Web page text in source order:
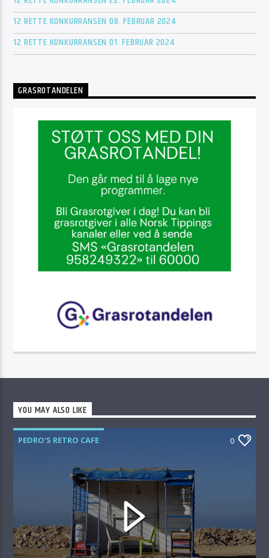
12 RETTE KONKURRANSEN 08. FEBRUAR 2024
12 RETTE KONKURRANSEN 01. FEBRUAR 2024
GRASROTANDELEN
YOU MAY ALSO LIKE
PEDRO'S RETRO CAFE 0